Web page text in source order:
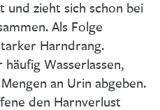
und zieht sich schon bei
Als Folge
Harndrang.
Wasserlassen,
an Urin abgeben.
den Harnverlust